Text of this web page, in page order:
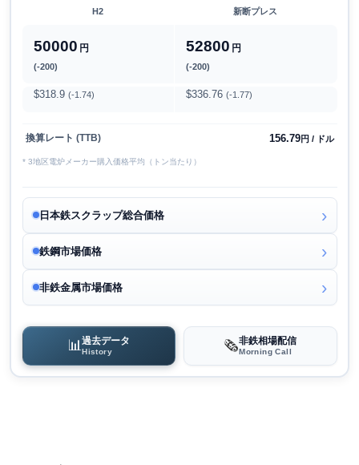
H2 新断プレス
50000 円
(-200)
52800 円
(-200)
$318.9 (-1.74) $336.76 (-1.77)
換算レート (TTB) 156.79円 / ドル
* 3地区電炉メーカー購入価格平均（トン当たり）
日本鉄スクラップ総合価格
鉄鋼市場価格
非鉄金属市場価格
📊過去データ
History 🗞️非鉄相場配信
Morning Call